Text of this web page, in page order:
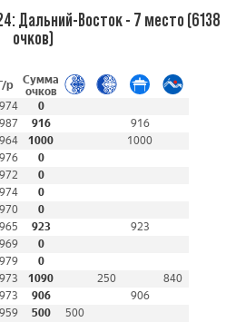
Дальний-Восток - 7 место (6138
очков)
р
Сумма
очков
0
916
916
1000
1000
0
0
0
0
923
923
0
0
1090 250
840
906
906
500
500